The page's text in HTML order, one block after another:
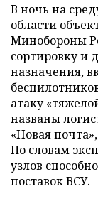
В ночь на
области
Минобороны
сортировку и
назначения,
атаку
названы
«Новая
По словам
узлов
поставок ВСУ.